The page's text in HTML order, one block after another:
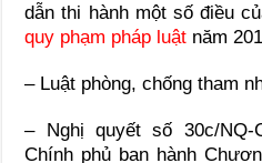
dẫn thi hành một số điều
quy phạm pháp luật năm
– Luật phòng, chống tham
– Nghị quyết số 30c/NQ-
Chính phủ ban hành